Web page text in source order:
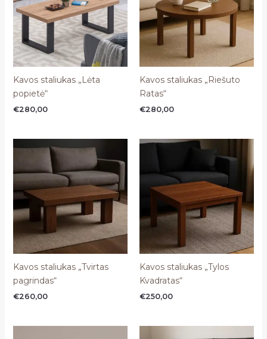
Kavos staliukas „Lėta
popietė“
€280,00
Kavos staliukas „Riešuto
Ratas“
€280,00
Kavos staliukas „Tvirtas
pagrindas“
€260,00
Kavos staliukas „Tylos
Kvadratas“
€250,00